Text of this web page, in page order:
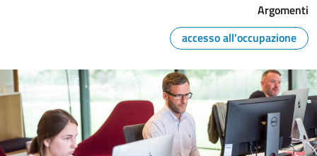
Argomenti
accesso all'occupazione
Immagine